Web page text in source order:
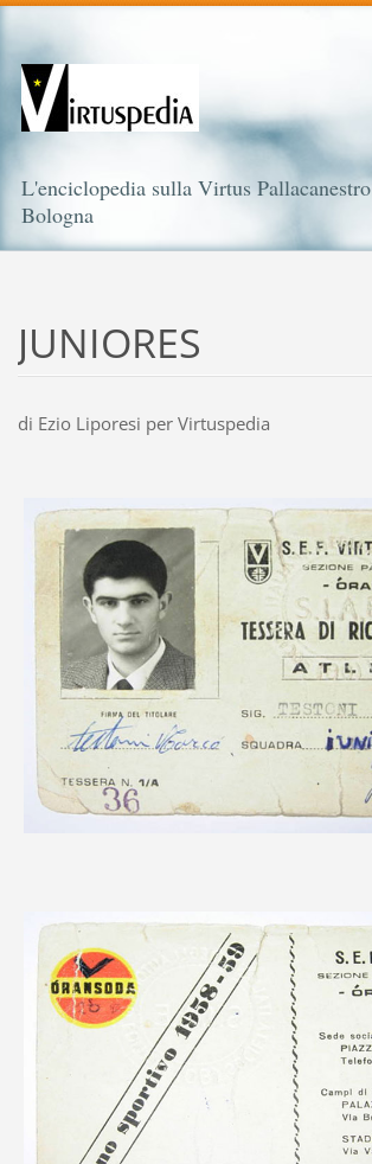
L'enciclopedia sulla Virtus Pallacanestro
Bologna
JUNIORES
di Ezio Liporesi per Virtuspedia